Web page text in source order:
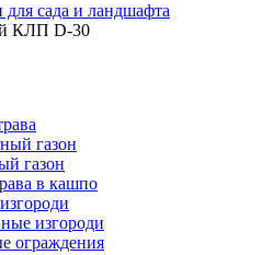
сада и ландшафта
КЛП D-30
газон
газон
в кашпо
изгороди
ограждения